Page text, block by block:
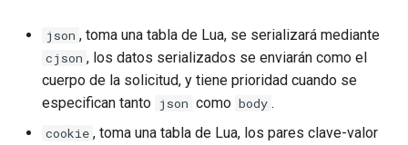
statsd
json , toma una tabla de Lua, se serializará mediante
cjson , los datos serializados se enviarán como el
cuerpo de la solicitud, y tiene prioridad cuando se
especifican tanto json como body .
cookie , toma una tabla de Lua, los pares clave-valor